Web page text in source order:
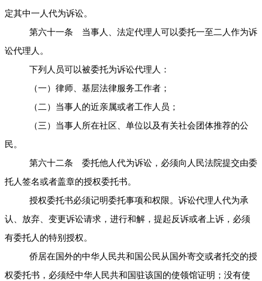
定其中一人代为诉讼。
第六十一条 当事人、法定代理人可以委托一至二人作为诉
讼代理人。
下列人员可以被委托为诉讼代理人：
（一）律师、基层法律服务工作者；
（二）当事人的近亲属或者工作人员；
（三）当事人所在社区、单位以及有关社会团体推荐的公
民。
第六十二条 委托他人代为诉讼，必须向人民法院提交由委
托人签名或者盖章的授权委托书。
授权委托书必须记明委托事项和权限。诉讼代理人代为承
认、放弃、变更诉讼请求，进行和解，提起反诉或者上诉，必须
有委托人的特别授权。
侨居在国外的中华人民共和国公民从国外寄交或者托交的授
权委托书，必须经中华人民共和国驻该国的使领馆证明；没有使